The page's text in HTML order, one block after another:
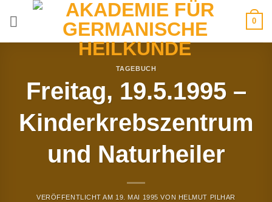
0
TAGEBUCH
Freitag, 19.5.1995 –
Kinderkrebszentrum
und Naturheiler
VERÖFFENTLICHT AM 19. MAI 1995 VON HELMUT PILHAR